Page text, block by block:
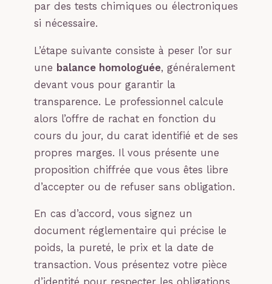
par des tests chimiques ou électroniques
si nécessaire.
L’étape suivante consiste à peser l’or sur
une balance homologuée, généralement
devant vous pour garantir la
transparence. Le professionnel calcule
alors l’offre de rachat en fonction du
cours du jour, du carat identifié et de ses
propres marges. Il vous présente une
proposition chiffrée que vous êtes libre
d’accepter ou de refuser sans obligation.
En cas d’accord, vous signez un
document réglementaire qui précise le
poids, la pureté, le prix et la date de
transaction. Vous présentez votre pièce